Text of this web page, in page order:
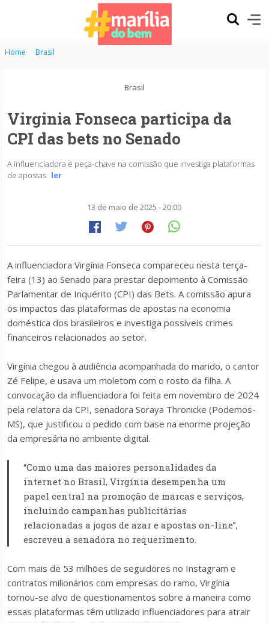
Home Brasil
Brasil
Virginia Fonseca participa da
CPI das bets no Senado
A influenciadora é peça-chave na comissão que investiga plataformas
de apostas ler
13 de maio de 2025 - 20:00
A influenciadora Virgínia Fonseca compareceu nesta terça-
feira (13) ao Senado para prestar depoimento à Comissão
Parlamentar de Inquérito (CPI) das Bets. A comissão apura
os impactos das plataformas de apostas na economia
doméstica dos brasileiros e investiga possíveis crimes
financeiros relacionados ao setor.
Virgínia chegou à audiência acompanhada do marido, o cantor
Zé Felipe, e usava um moletom com o rosto da filha. A
convocação da influenciadora foi feita em novembro de 2024
pela relatora da CPI, senadora Soraya Thronicke (Podemos-
MS), que justificou o pedido com base na enorme projeção
da empresária no ambiente digital.
“Como uma das maiores personalidades da
internet no Brasil, Virgínia desempenha um
papel central na promoção de marcas e serviços,
incluindo campanhas publicitárias
relacionadas a jogos de azar e apostas on-line”,
escreveu a senadora no requerimento.
Com mais de 53 milhões de seguidores no Instagram e
contratos milionários com empresas do ramo, Virgínia
tornou-se alvo de questionamentos sobre a maneira como
essas plataformas têm utilizado influenciadores para atrair